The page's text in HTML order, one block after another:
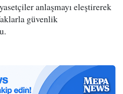
anlaşmayı eleştirerek
güvenlik